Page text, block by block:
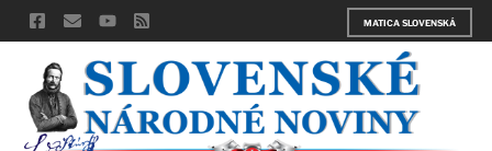
Skip
to
content
MATICA SLOVENSKÁ